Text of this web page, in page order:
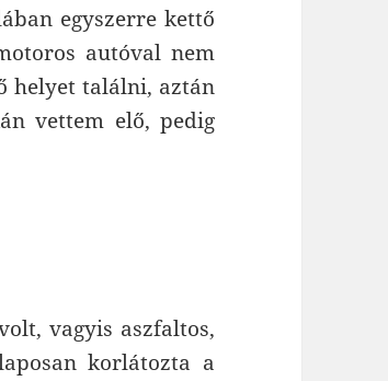
egyszerre kettő
autóval nem
helyet találni, aztán
vettem elő, pedig
vagyis aszfaltos,
korlátozta a